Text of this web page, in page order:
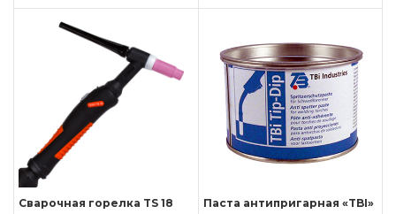
Сварочная горелка TS 18 Паста антипригарная «TBI»